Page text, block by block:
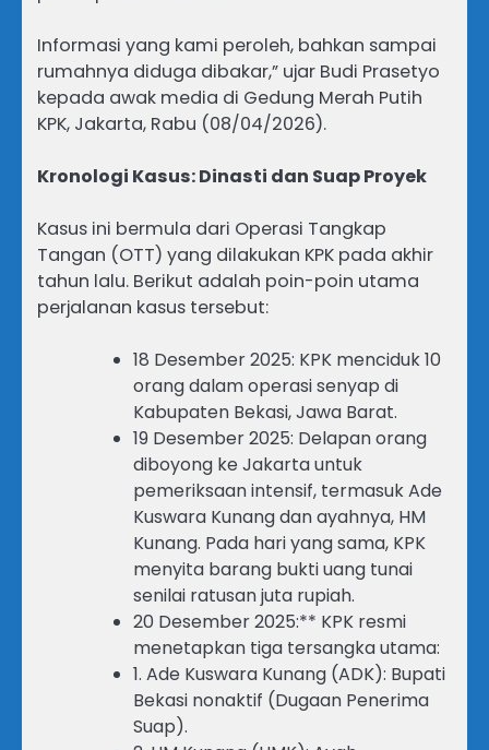
Informasi yang kami peroleh, bahkan sampai
rumahnya diduga dibakar,” ujar Budi Prasetyo
kepada awak media di Gedung Merah Putih
KPK, Jakarta, Rabu (08/04/2026).
Kronologi Kasus: Dinasti dan Suap Proyek
Kasus ini bermula dari Operasi Tangkap
Tangan (OTT) yang dilakukan KPK pada akhir
tahun lalu. Berikut adalah poin-poin utama
perjalanan kasus tersebut:
18 Desember 2025: KPK menciduk 10
orang dalam operasi senyap di
Kabupaten Bekasi, Jawa Barat.
19 Desember 2025: Delapan orang
diboyong ke Jakarta untuk
pemeriksaan intensif, termasuk Ade
Kuswara Kunang dan ayahnya, HM
Kunang. Pada hari yang sama, KPK
menyita barang bukti uang tunai
senilai ratusan juta rupiah.
20 Desember 2025:** KPK resmi
menetapkan tiga tersangka utama:
1. Ade Kuswara Kunang (ADK): Bupati
Bekasi nonaktif (Dugaan Penerima
Suap).